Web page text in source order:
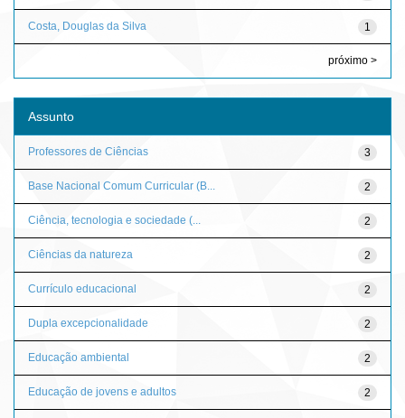
1
Costa, Douglas da Silva
próximo >
Assunto
3
Professores de Ciências
2
Base Nacional Comum Curricular (B...
2
Ciência, tecnologia e sociedade (...
2
Ciências da natureza
2
Currículo educacional
2
Dupla excepcionalidade
2
Educação ambiental
2
Educação de jovens e adultos